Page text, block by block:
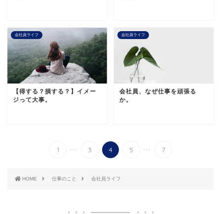
会社員ライフ
【得する？損する？】イメー
ジって大事。
会社員ライフ
会社員、なぜ仕事を頑張る
か。
1 ... 3 4 5 ... 7
HOME 仕事のこと 会社員ライフ